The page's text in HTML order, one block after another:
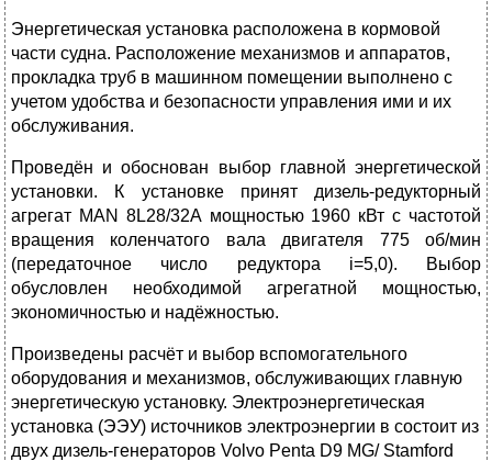
Энергетическая установка расположена в кормовой
части судна. Расположение механизмов и аппаратов,
прокладка труб в машинном помещении выполнено с
учетом удобства и безопасности управления ими и их
обслуживания.
Проведён и обоснован выбор главной энергетической
установки. К установке принят дизель-редукторный
агрегат MAN 8L28/32А мощностью 1960 кВт с частотой
вращения коленчатого вала двигателя 775 об/мин
(передаточное число редуктора i=5,0). Выбор
обусловлен необходимой агрегатной мощностью,
экономичностью и надёжностью.
Произведены расчёт и выбор вспомогательного
оборудования и механизмов, обслуживающих главную
энергетическую установку. Электроэнергетическая
установка (ЭЭУ) источников электроэнергии в состоит из
двух дизель-генераторов Volvo Penta D9 MG/ Stamford